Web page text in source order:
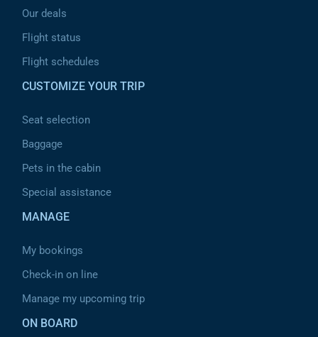
Our deals
Flight status
Flight schedules
CUSTOMIZE YOUR TRIP
Seat selection
Baggage
Pets in the cabin
Special assistance
MANAGE
My bookings
Check-in on line
Manage my upcoming trip
ON BOARD